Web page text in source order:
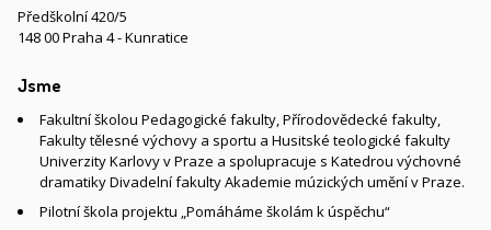
Předškolní 420/5
148 00 Praha 4 - Kunratice
Jsme
Fakultní školou Pedagogické fakulty, Přírodovědecké fakulty,
Fakulty tělesné výchovy a sportu a Husitské teologické fakulty
Univerzity Karlovy v Praze a spolupracuje s Katedrou výchovné
dramatiky Divadelní fakulty Akademie múzických umění v Praze.
Pilotní škola projektu „Pomáháme školám k úspěchu“